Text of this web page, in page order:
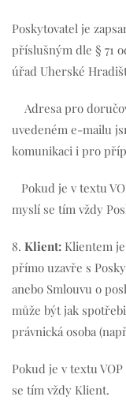
Poskytovatel je
příslušným dle § 71
úřad Uherské
Adresa pro
uvedeném e-mailu
komunikaci i pro
Pokud je v textu
myslí se tím vždy
8. Klient: Klientem
přímo uzavře s
anebo Smlouvu o
může být jak
právnická osoba
Pokud je v textu VOP
se tím vždy Klient.